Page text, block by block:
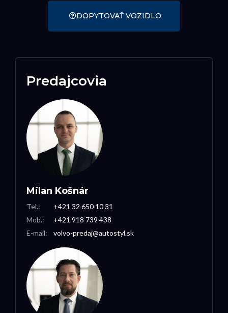
DOPYTOVAŤ VOZIDLO
Predajcovia
Milan Košnár
Tel.:
Mob.:
E-mail:
+421 32 650 10 31
+421 918 739 438
volvo-predaj@autostyl.sk